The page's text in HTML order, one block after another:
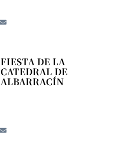
FIESTA DE LA
CATEDRAL DE
ALBARRACÍN